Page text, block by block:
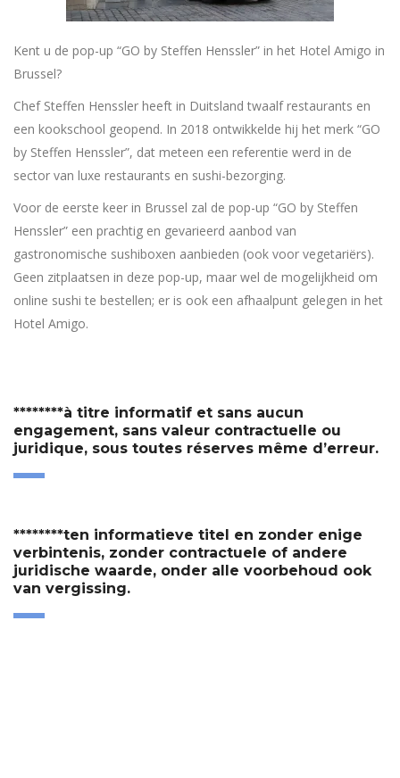
Kent u de pop-up “GO by Steffen Henssler” in het Hotel Amigo in
Brussel?
Chef Steffen Henssler heeft in Duitsland twaalf restaurants en
een kookschool geopend. In 2018 ontwikkelde hij het merk “GO
by Steffen Henssler”, dat meteen een referentie werd in de
sector van luxe restaurants en sushi-bezorging.
Voor de eerste keer in Brussel zal de pop-up “GO by Steffen
Henssler” een prachtig en gevarieerd aanbod van
gastronomische sushiboxen aanbieden (ook voor vegetariërs).
Geen zitplaatsen in deze pop-up, maar wel de mogelijkheid om
online sushi te bestellen; er is ook een afhaalpunt gelegen in het
Hotel Amigo.
********à titre informatif et sans aucun
engagement, sans valeur contractuelle ou
juridique, sous toutes réserves même d’erreur.
********ten informatieve titel en zonder enige
verbintenis, zonder contractuele of andere
juridische waarde, onder alle voorbehoud ook
van vergissing.